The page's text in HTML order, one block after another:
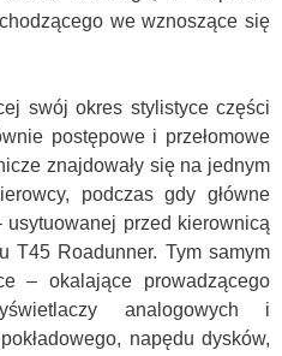
we wznoszące się
swój okres stylistyce części
postępowe i przełomowe
znajdowały się na jednym
podczas gdy główne
przed kierownicą
T45 Roadunner. Tym samym
– okalające prowadzącego
analogowych i
napędu dysków,